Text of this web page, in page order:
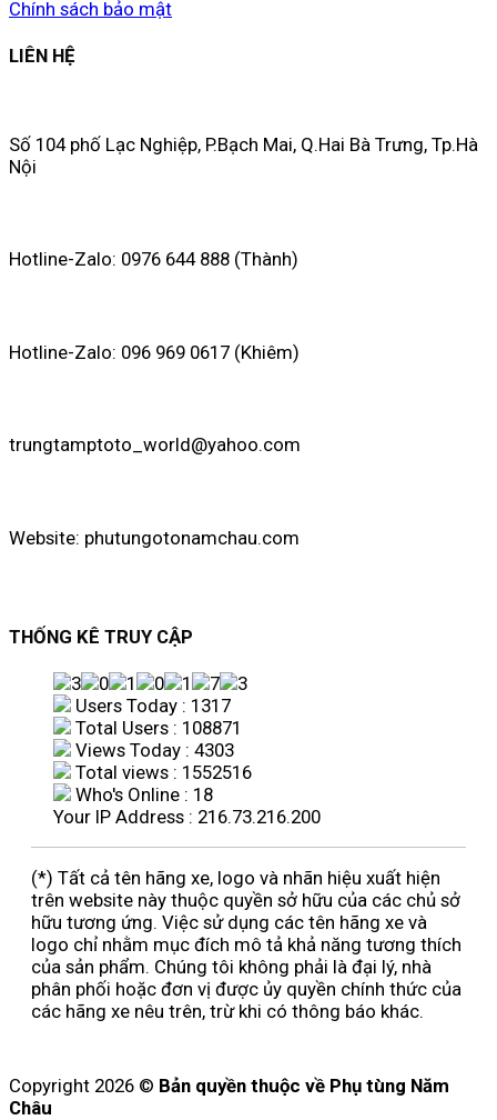
Chính sách bảo mật
LIÊN HỆ
Số 104 phố Lạc Nghiệp, P.Bạch Mai, Q.Hai Bà Trưng, Tp.Hà
Nội
Hotline-Zalo: 0976 644 888 (Thành)
Hotline-Zalo: 096 969 0617 (Khiêm)
trungtamptoto_world@yahoo.com
Website: phutungotonamchau.com
THỐNG KÊ TRUY CẬP
Users Today : 1317
Total Users : 108871
Views Today : 4303
Total views : 1552516
Who's Online : 18
Your IP Address : 216.73.216.200
(*) Tất cả tên hãng xe, logo và nhãn hiệu xuất hiện
trên website này thuộc quyền sở hữu của các chủ sở
hữu tương ứng. Việc sử dụng các tên hãng xe và
logo chỉ nhằm mục đích mô tả khả năng tương thích
của sản phẩm. Chúng tôi không phải là đại lý, nhà
phân phối hoặc đơn vị được ủy quyền chính thức của
các hãng xe nêu trên, trừ khi có thông báo khác.
Copyright 2026 © Bản quyền thuộc về Phụ tùng Năm
Châu